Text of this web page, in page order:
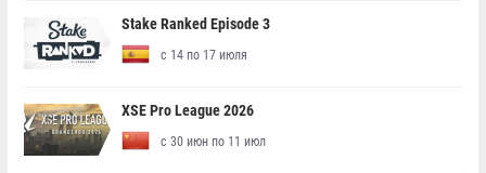
Stake Ranked Episode 3
с 14 по 17 июля
XSE Pro League 2026
с 30 июн по 11 июл